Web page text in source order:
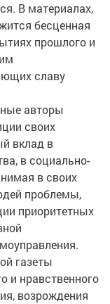
В материалах,
бесценная
прошлого и
славу
авторы
своих
вклад в
в социально-
в своих
проблемы,
приоритетных
газеты
и нравственного
возрождения